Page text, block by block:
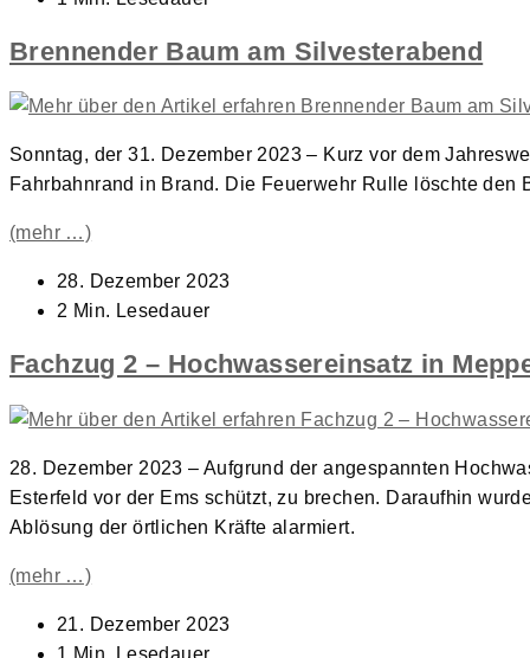
Brennender Baum am Silvesterabend
Sonntag, der 31. Dezember 2023 – Kurz vor dem
Fahrbahnrand in Brand. Die Feuerwehr Rulle löschte den
(mehr …)
Beitrag
veröffentlicht:
28. Dezember 2023
Lesedauer:
2 Min. Lesedauer
Fachzug 2 – Hochwassereinsatz in
28. Dezember 2023 – Aufgrund der angespannten
Esterfeld vor der Ems schützt, zu brechen. Daraufhin
Ablösung der örtlichen Kräfte alarmiert.
(mehr …)
Beitrag
veröffentlicht:
21. Dezember 2023
Lesedauer:
1 Min. Lesedauer